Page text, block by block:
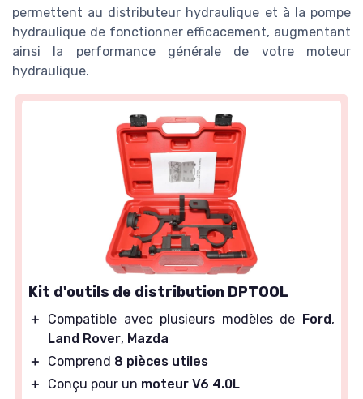
permettent au distributeur hydraulique et à la pompe
hydraulique de fonctionner efficacement, augmentant
ainsi la performance générale de votre moteur
hydraulique.
Kit d'outils de distribution DPTOOL
＋ Compatible avec plusieurs modèles de Ford ,
Land Rover, Mazda
＋
Comprend 8 pièces utiles
＋
Conçu pour un moteur V6 4.0L